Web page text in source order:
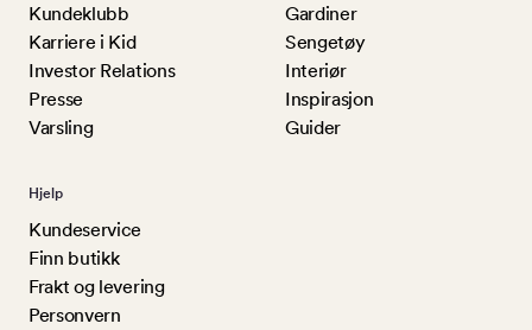
Kundeklubb
Karriere i Kid
Investor Relations
Presse
Varsling
Gardiner
Sengetøy
Interiør
Inspirasjon
Guider
Hjelp
Kundeservice
Finn butikk
Frakt og levering
Personvern